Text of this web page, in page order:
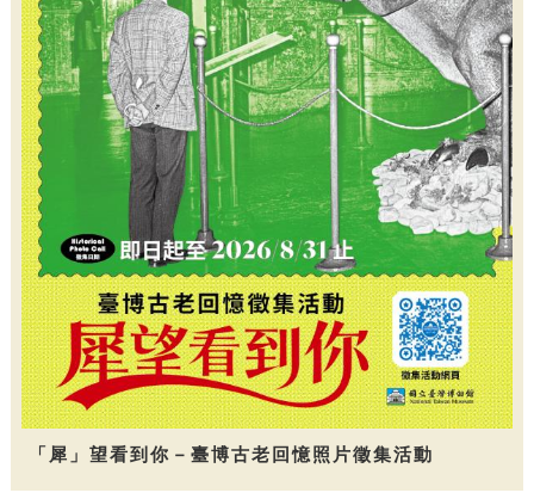
「犀」望看到你－臺博古老回憶照片徵集活動